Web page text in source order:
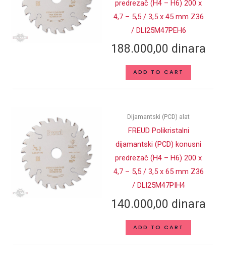
predrezač (H4 – H6) 200 x
4,7 – 5,5 / 3,5 x 45 mm Z36
/ DLI25M47PEH6
188.000,00 dinara
ADD TO CART
Dijamantski (PCD) alat
FREUD Polikristalni
dijamantski (PCD) konusni
predrezač (H4 – H6) 200 x
4,7 – 5,5 / 3,5 x 65 mm Z36
/ DLI25M47PIH4
140.000,00 dinara
ADD TO CART